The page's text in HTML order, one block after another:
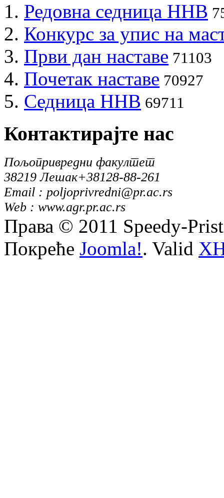
Редовна седница ННВ
Конкурс за упис на
Први дан наставе 71103
Почетак наставе 70927
Седница ННВ 69711
Контактирајте нас
Пољопривредни факултет
38219 Лешак+38128-88-261
Email : poljoprivredni@pr.ac.rs
Web : www.agr.pr.ac.rs
Права © 2011 Speedy-
Покреће Joomla!. Valid